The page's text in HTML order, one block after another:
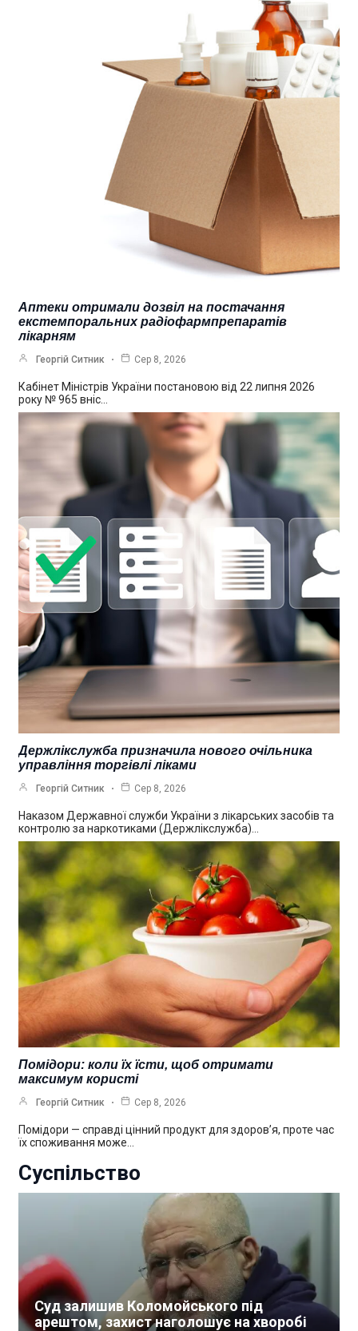
Аптеки отримали дозвіл на постачання
екстемпоральних радіофармпрепаратів
лікарням
Георгій Ситник Сер 8, 2026
Кабінет Міністрів України постановою від 22 липня 2026
року № 965 вніс…
Держлікслужба призначила нового очільника
управління торгівлі ліками
Георгій Ситник Сер 8, 2026
Наказом Державної служби України з лікарських засобів та
контролю за наркотиками (Держлікслужба)…
Помідори: коли їх їсти, щоб отримати
максимум користі
Георгій Ситник Сер 8, 2026
Помідори — справді цінний продукт для здоров’я, проте час
їх споживання може…
Суспільство
Суд залишив Коломойського під
арештом, захист наголошує на хворобі